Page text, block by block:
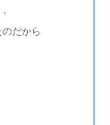
だから